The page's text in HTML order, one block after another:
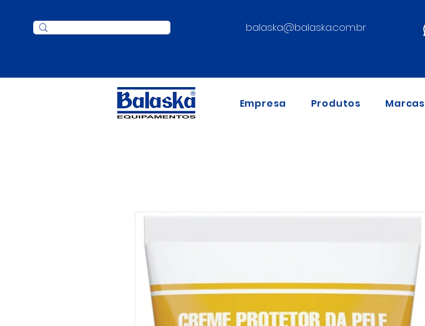
balaska@balaska.com.br
Empresa Produtos Marcas